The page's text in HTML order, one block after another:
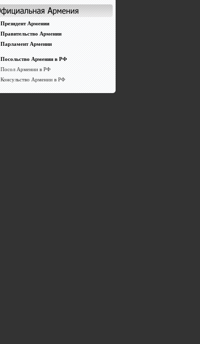
Президент Армении
Правительство Армении
Парламент Армении
Посольство Армении в РФ
Посол Армении в РФ
Консульство Армении в РФ